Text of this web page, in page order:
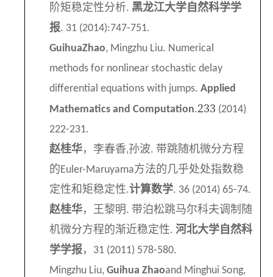
阶矩稳定性分析. 黑龙江大学自然科学学
报. 31 (2014):747-751.
GuihuaZhao, Mingzhu Liu. Numerical
methods for nonlinear stochastic delay
differential equations with jumps. Applied
Mathematics and Computation.233 (2014)
222-231.
赵桂华，李春香,孙波. 带跳随机微分方程
的 Euler-Maruyama方法的几乎处处指数稳
定性和矩稳定性.计算数学. 36 (2014) 65-74.
赵桂华，王黎明. 带泊松跳马尔科夫调制随
机微分方程的渐近稳定性. 河北大学自然科
学学报， 31 (2011) 578-580.
Mingzhu Liu, Guihua Zhaoand Minghui Song,